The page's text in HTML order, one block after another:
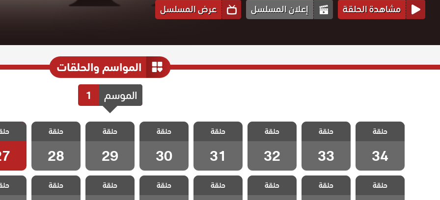
مشاهدة الحلقة إعلان المسلسل عرض المسلسل
المواسم والحلقات
الموسم 1
مسلسل قلب
والاخيرة
حلقة
34
مسلسل قلب
اسود الحلقة 33
حلقة
33
مسلسل قلب
اسود الحلقة 32
حلقة
32
مسلسل قلب
اسود الحلقة 31
حلقة
31
مسلسل قلب
اسود الحلقة 30
حلقة
30
مسلسل قلب
اسود الحلقة 29
حلقة
29
مسلسل قلب
اسود الحلقة 28
حلقة
28
اسود
مسلسل قلب
اسود الحلقة 23
حلقة
مسلسل قلب
اسود الحلقة 22
حلقة
مسلسل قلب
اسود الحلقة 21
حلقة
مسلسل قلب
اسود الحلقة 20
حلقة
مسلسل قلب
اسود الحلقة 19
حلقة
مسلسل قلب
اسود الحلقة 18
حلقة
مسلسل قلب
اسود الحلقة 17
حلقة
اسود